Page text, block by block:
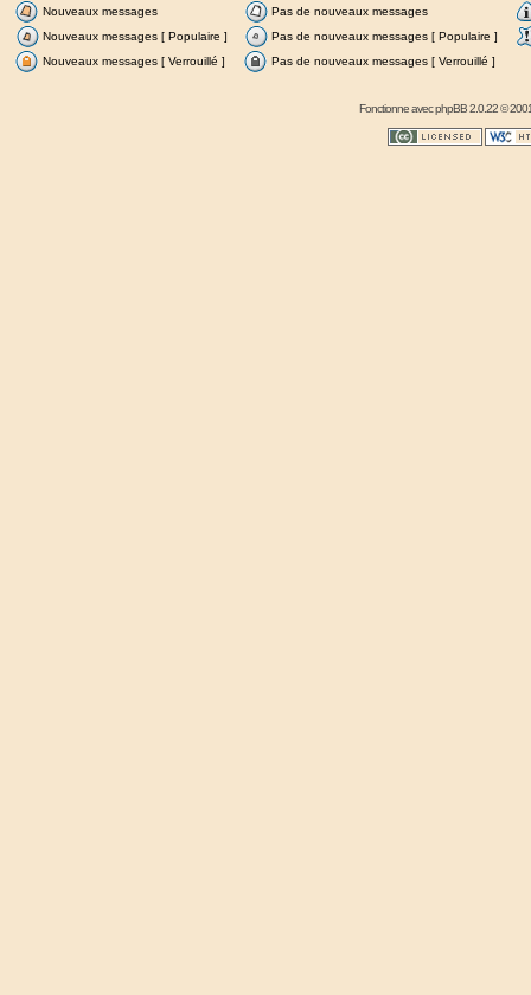
Nouveaux messages
Pas de nouveaux messages
Nouveaux messages [ Populaire ]
Pas de nouveaux messages [ Populaire ]
Nouveaux messages [ Verrouillé ]
Pas de nouveaux messages [ Verrouillé ]
Fonctionne avecphpBB2.0.22 ©